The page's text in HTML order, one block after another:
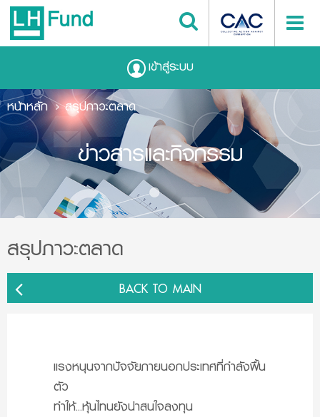
เข้าสู่ระบบ
ข่าวสารและกิจกรรม
หน้าหลัก สรุปภาวะตลาด
สรุปภาวะตลาด
BACK TO MAIN
แรงหนุนจากปัจจัยภายนอกประเทศที่กำลังฟื้น
ตัว
ทำให้...หุ้นไทนยังน่าสนใจลงทุน